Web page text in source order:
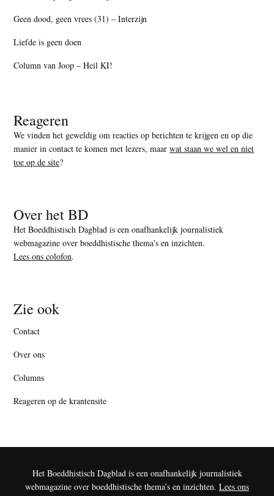
Geen dood, geen vrees (31) – Interzijn
Liefde is geen doen
Column van Joop – Heil KI!
Reageren
We vinden het geweldig om reacties op berichten te krijgen en op die
manier in contact te komen met lezers, maarwat staan we wel en niet
toe op de site?
Over het BD
Het Boeddhistisch Dagblad is een onafhankelijk journalistiek
webmagazine over boeddhistische thema’s en inzichten.
Lees ons colofon.
Zie ook
Contact
Over ons
Columns
Reageren op de krantensite
Het Boeddhistisch Dagblad is een onafhankelijk journalistiek
webmagazine over boeddhistische thema’s en inzichten. Lees ons